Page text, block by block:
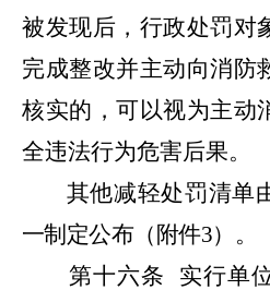
被发现后，行政处罚对
完成整改并主动向消防
核实的，可以视为主动
全违法行为危害后果。
其他减轻处罚清单
一制定公布（附件3）。
第十六条
实行单